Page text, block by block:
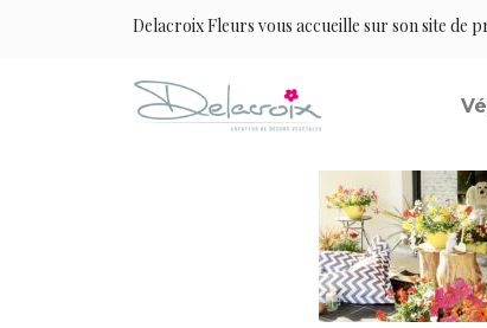
Delacroix Fleurs vous accueille sur son site de